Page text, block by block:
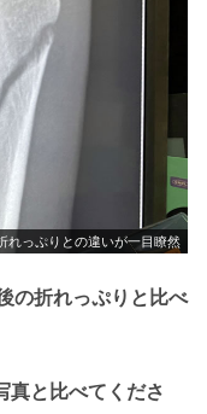
れっぷりとの違いが一目瞭然
の折れっぷりと比べ
真と比べてくださ